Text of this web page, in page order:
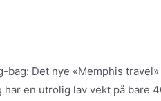
bag: Det nye «Memphis
en utrolig lav vekt på bare